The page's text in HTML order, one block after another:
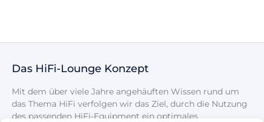
Das HiFi-Lounge Konzept
Mit dem über viele Jahre angehäuften Wissen rund um
das Thema HiFi verfolgen wir das Ziel, durch die Nutzung
des passenden HiFi-Equipment ein optimales